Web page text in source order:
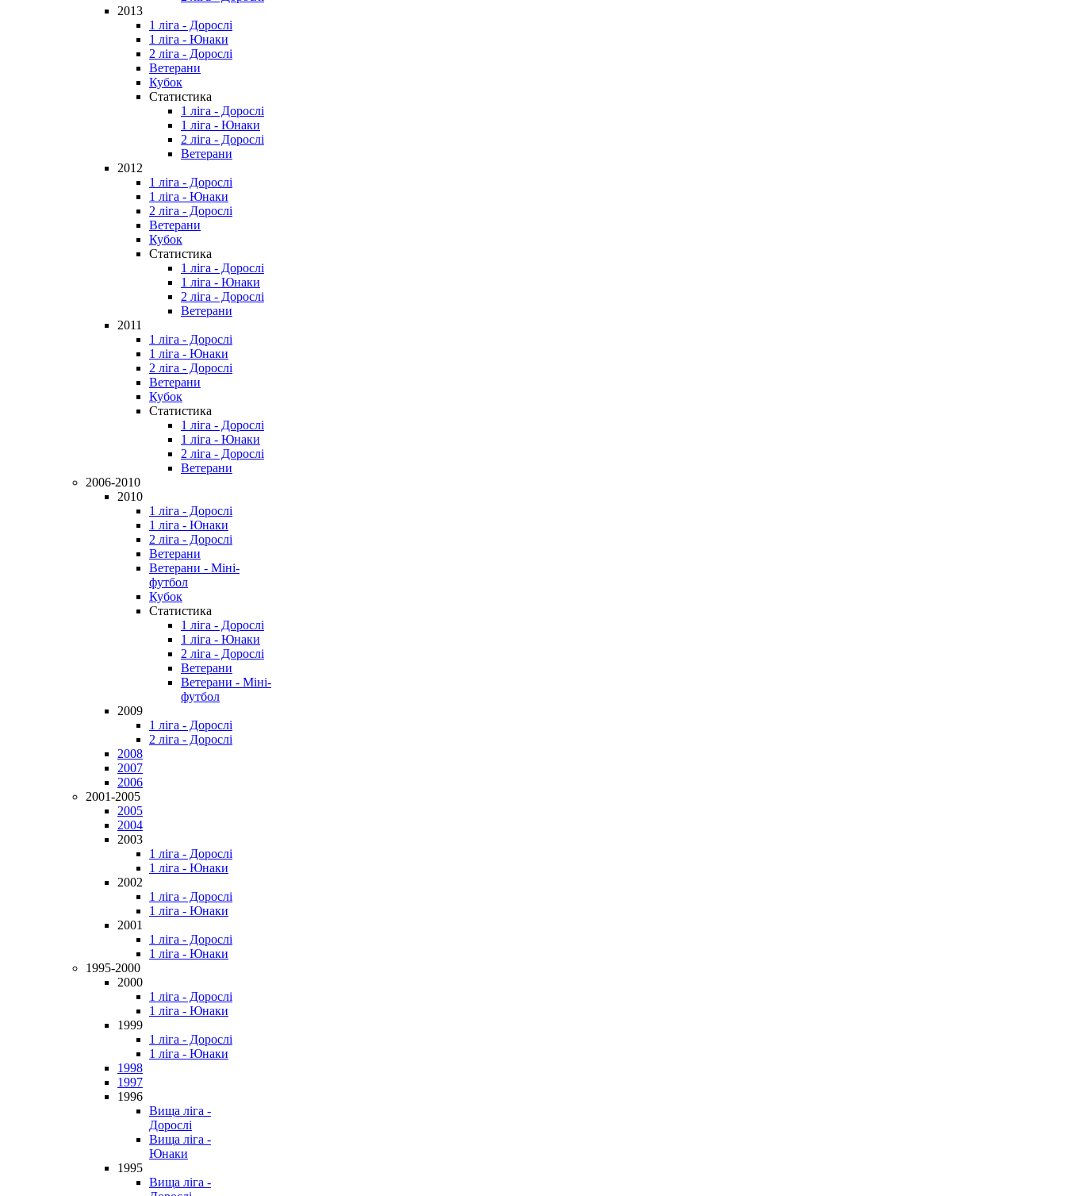
2013
1 ліга - Дорослі
1 ліга - Юнаки
2 ліга - Дорослі
Ветерани
Кубок
Статистика
1 ліга - Дорослі
1 ліга - Юнаки
2 ліга - Дорослі
Ветерани
2012
1 ліга - Дорослі
1 ліга - Юнаки
2 ліга - Дорослі
Ветерани
Кубок
Статистика
1 ліга - Дорослі
1 ліга - Юнаки
2 ліга - Дорослі
Ветерани
2011
1 ліга - Дорослі
1 ліга - Юнаки
2 ліга - Дорослі
Ветерани
Кубок
Статистика
1 ліга - Дорослі
1 ліга - Юнаки
2 ліга - Дорослі
Ветерани
2006-2010
2010
1 ліга - Дорослі
1 ліга - Юнаки
2 ліга - Дорослі
Ветерани
Ветерани - Міні-
футбол
Кубок
Статистика
1 ліга - Дорослі
1 ліга - Юнаки
2 ліга - Дорослі
Ветерани
Ветерани - Міні-
футбол
2009
1 ліга - Дорослі
2 ліга - Дорослі
2008
2007
2006
2001-2005
2005
2004
2003
1 ліга - Дорослі
1 ліга - Юнаки
2002
1 ліга - Дорослі
1 ліга - Юнаки
2001
1 ліга - Дорослі
1 ліга - Юнаки
1995-2000
2000
1 ліга - Дорослі
1 ліга - Юнаки
1999
1 ліга - Дорослі
1 ліга - Юнаки
1998
1997
1996
Вища ліга -
Дорослі
Вища ліга -
Юнаки
1995
Вища ліга -